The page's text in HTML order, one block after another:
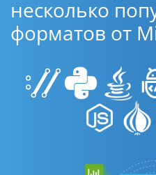
несколько
форматов от